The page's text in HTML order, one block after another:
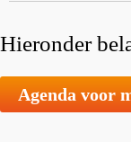
Hieronder
Agenda voor